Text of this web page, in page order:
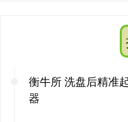
衡牛所 洗盘后精准
器